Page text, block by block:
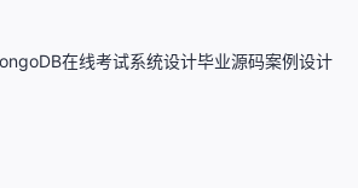
在线考试系统设计毕业源码案例设计